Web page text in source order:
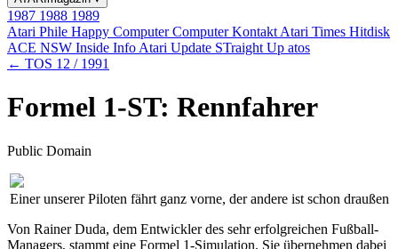
1987 1988 1989
Atari Phile Happy ComputerComputer Kontakt Atari Times Hitdisk
ACE NSW Inside Info Atari Update STraight Up atos
← TOS 12 / 1991
Formel 1-ST: Rennfahrer
Public Domain
Einer unserer Piloten fährt ganz vorne, der andere ist schon draußen
Von Rainer Duda, dem Entwickler des sehr erfolgreichen Fußball-
Managers, stammt eine Formel 1-Simulation. Sie übernehmen dabei